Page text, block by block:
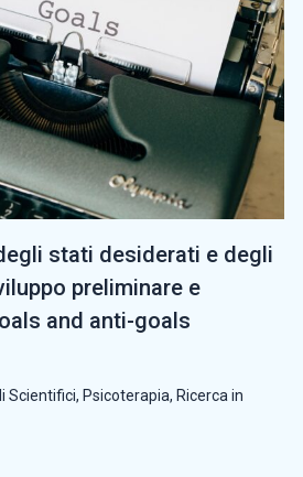
stati desiderati e degli
preliminare e
and anti-goals
Scientifici, Psicoterapia, Ricerca in